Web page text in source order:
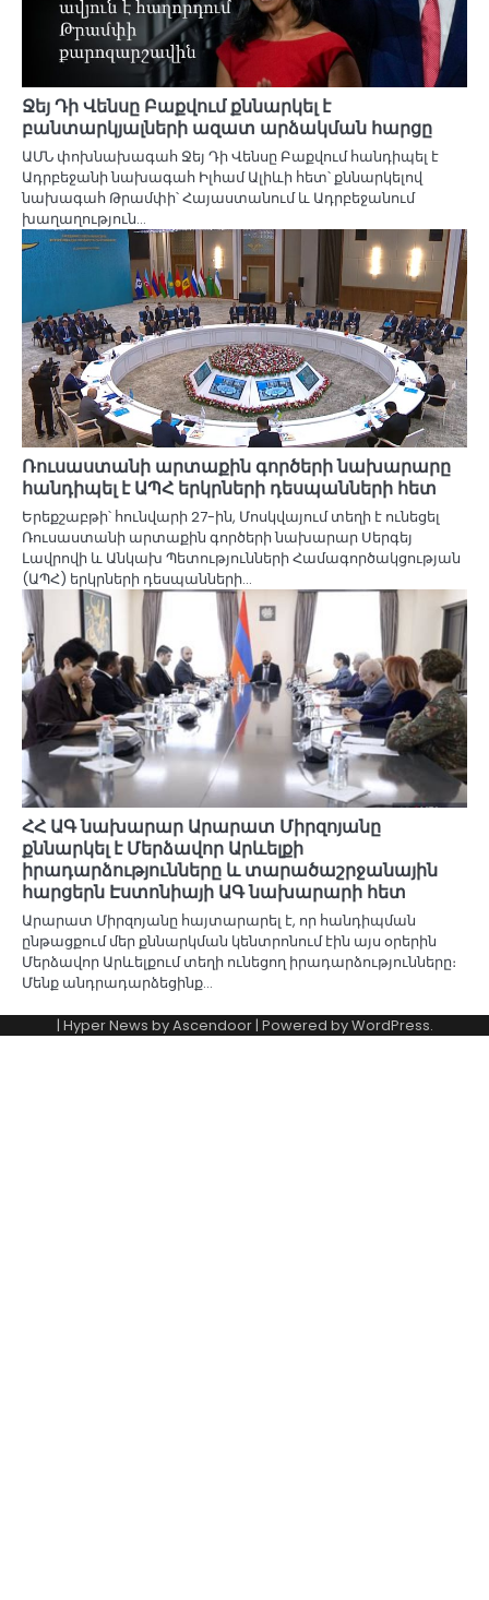
Ջեյ Դի Վենսը Բաքվում քննարկել է
բանտարկյալների ազատ արձակման հարցը
ԱՄՆ փոխնախագահ Ջեյ Դի Վենսը Բաքվում հանդիպել է
Ադրբեջանի նախագահ Իլհամ Ալիևի հետ՝ քննարկելով
նախագահ Թրամփի՝ Հայաստանում և Ադրբեջանում
խաղաղություն…
Ռուսաստանի արտաքին գործերի նախարարը
հանդիպել է ԱՊՀ երկրների դեսպանների հետ
Երեքշաբթի՝ հունվարի 27-ին, Մոսկվայում տեղի է ունեցել
Ռուսաստանի արտաքին գործերի նախարար Սերգեյ
Լավրովի և Անկախ Պետությունների Համագործակցության
(ԱՊՀ) երկրների դեսպանների…
ՀՀ ԱԳ նախարար Արարատ Միրզոյանը
քննարկել է Մերձավոր Արևելքի
իրադարձությունները և տարածաշրջանային
հարցերն Էստոնիայի ԱԳ նախարարի հետ
Արարատ Միրզոյանը հայտարարել է, որ հանդիպման
ընթացքում մեր քննարկման կենտրոնում էին այս օրերին
Մերձավոր Արևելքում տեղի ունեցող իրադարձությունները։
Մենք անդրադարձեցինք…
| Hyper News byAscendoor| Powered byWordPress.